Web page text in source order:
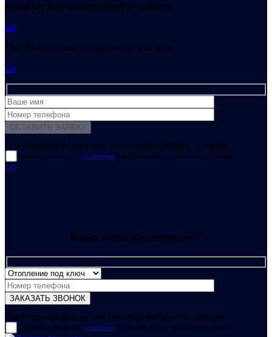
Ошибка: Контактная форма не найдена.
GO
Ошибка: Контактная форма не найдена.
GO
Для отправки формы вам необходимо принять условия:
прочитал и согласен с условиями обработки своих персональных данных
GO
Какая услуга вас интересует?
Для отправки формы вам необходимо принять условия:
прочитал и согласен с условиями обработки своих персональных данных